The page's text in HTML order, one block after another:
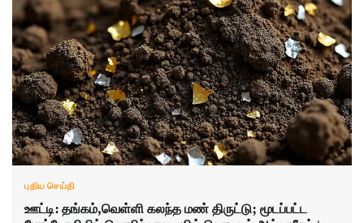
புதிய செய்தி
ஊட்டி: தங்கம்,வெள்ளி கலந்த மண் திருட்டு; மூடப்பட்ட